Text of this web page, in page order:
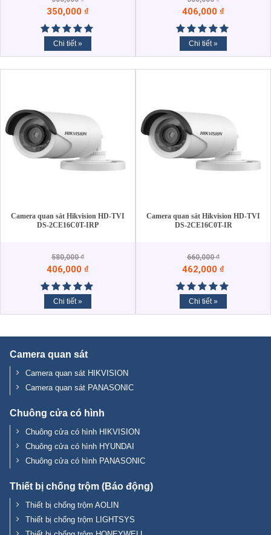
350,000 ₫
Chi tiết »
406,000 ₫
Chi tiết »
Camera quan sát Hikvision HD-TVI
DS-2CE16C0T-IRP
580,000₫
406,000 ₫
Chi tiết »
Camera quan sát Hikvision HD-TVI
DS-2CE16C0T-IR
660,000₫
462,000 ₫
Chi tiết »
Camera quan sát
Camera quan sát HIKVISION
Camera quan sát PANASONIC
Chuông cửa có hình
Chuông cửa có hình HIKVISION
Chuông cửa có hình HYUNDAI
Chuông cửa có hình PANASONIC
Thiết bị chống trộm (Báo động)
Thiết bị chống trộm AOLIN
Thiết bị chống trộm LIGHTSYS